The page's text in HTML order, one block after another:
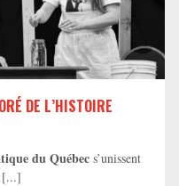
DE L’HISTOIRE
du Québec s’unissent
[...]